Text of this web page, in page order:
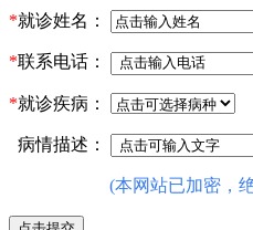
*就诊姓名：
*联系电话：
*就诊疾病：
病情描述：
(本网站已加密，